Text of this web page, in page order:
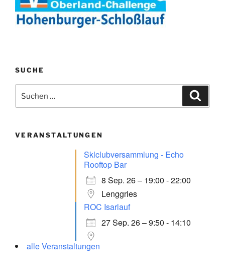
SUCHE
nach:
VERANSTALTUNGEN
Sklclubversammlung - Echo
Rooftop Bar
8 Sep. 26 – 19:00 - 22:00
Lenggries
ROC Isarlauf
27 Sep. 26 – 9:50 - 14:10
alle Veranstaltungen